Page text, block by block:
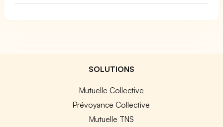
SOLUTIONS
Mutuelle Collective
Prévoyance Collective
Mutuelle TNS